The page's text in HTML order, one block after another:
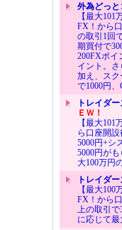
外為どっと
【最大101
FX！から
の取引1回
期買付で
200FXポイ
イント。
加え、ス
で1000円
トレイダ
ＥＷ！
【最大
ら口座開
5000円+シ
5000円が
大100万円
トレイダ
【最大100
FX！から
上の取引で
に応じて最